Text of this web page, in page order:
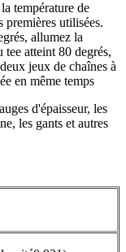
température de
premières utilisées.
allumez la
tee atteint 80 degrés,
jeux de chaînes à
en même temps
d'épaisseur, les
les gants et autres